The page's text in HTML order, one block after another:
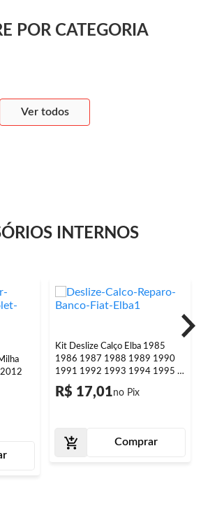
POR CATEGORIA
Ver todos
INTERNOS
Kit Deslize Calço Elba 1985
1986 1987 1988 1989 1990
1991 1992 1993 1994 1995 A
2004 Reparo Banco
R$ 17,01
Comprar